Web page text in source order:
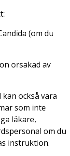
(om du
orsakad av
också vara
som inte
läkare,
om du
instruktion.